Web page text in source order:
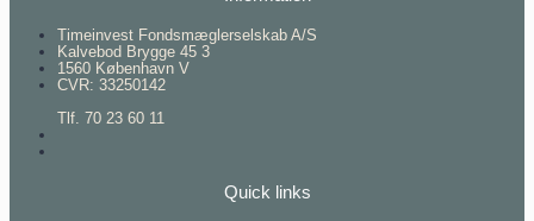
Timeinvest Fondsmæglerselskab A/S
Kalvebod Brygge 45 3
1560 København V
CVR: 33250142
Tlf. 70 23 60 11
Quick links